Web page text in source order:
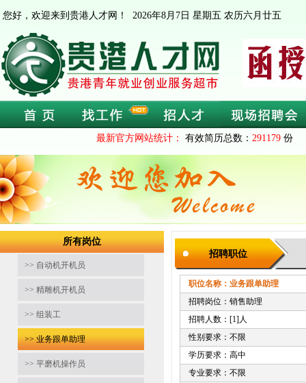
您好，欢迎来到贵港人才网！ 2026年8月7日 星期五 农历六月廿五
最新官方网站统计： 有效简历总数： 291179 份
所有岗位
>> 自动机开机员
>> 精雕机开机员
>> 组装工
>> 业务跟单助理
>> 平磨机操作员
招聘职位
职位名称：业务跟单助理
招聘岗位：销售助理
招聘人数：[1]人
性别要求：不限
学历要求：高中
专业要求：不限